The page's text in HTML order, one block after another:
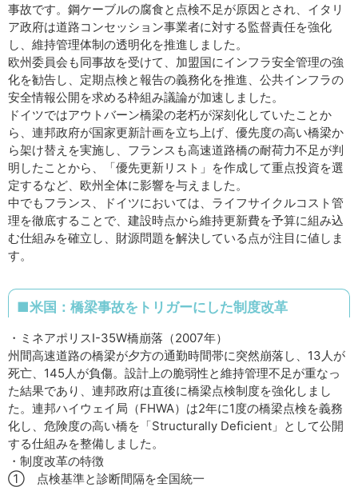
事故です。鋼ケーブルの腐食と点検不足が原因とされ、イタリ
ア政府は道路コンセッション事業者に対する監督責任を強化
し、維持管理体制の透明化を推進しました。
欧州委員会も同事故を受けて、加盟国にインフラ安全管理の強
化を勧告し、定期点検と報告の義務化を推進、公共インフラの
安全情報公開を求める枠組み議論が加速しました。
ドイツではアウトバーン橋梁の老朽が深刻化していたことか
ら、連邦政府が国家更新計画を立ち上げ、優先度の高い橋梁か
ら架け替えを実施し、フランスも高速道路橋の耐荷力不足が判
明したことから、「優先更新リスト」を作成して重点投資を選
定するなど、欧州全体に影響を与えました。
中でもフランス、ドイツにおいては、ライフサイクルコスト管
理を徹底することで、建設時点から維持更新費を予算に組み込
む仕組みを確立し、財源問題を解決している点が注目に値しま
す。
■米国：橋梁事故をトリガーにした制度改革
・ミネアポリスI-35W橋崩落（2007年）
州間高速道路の橋梁が夕方の通勤時間帯に突然崩落し、13人が
死亡、145人が負傷。設計上の脆弱性と維持管理不足が重なっ
た結果であり、連邦政府は直後に橋梁点検制度を強化しまし
た。連邦ハイウェイ局（FHWA）は2年に1度の橋梁点検を義務
化し、危険度の高い橋を「Structurally Deficient」として公開
する仕組みを整備しました。
・制度改革の特徴
① 点検基準と診断間隔を全国統一